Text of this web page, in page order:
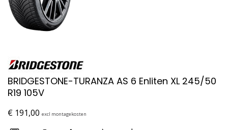
BRIDGESTONE-TURANZA AS 6 Enliten XL 245/50
R19 105V
€ 191,00 excl montagekosten